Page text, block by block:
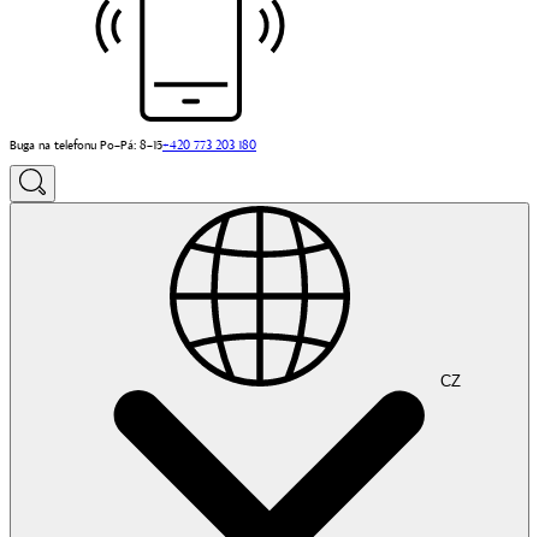
Buga na telefonu Po–Pá: 8–15+420 773 203 180
CZ